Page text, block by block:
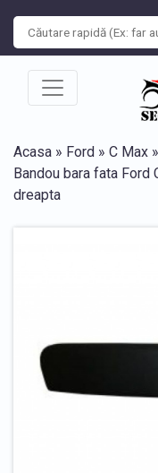
Acasa » Ford » C Max »
Bandou bara fata
dreapta